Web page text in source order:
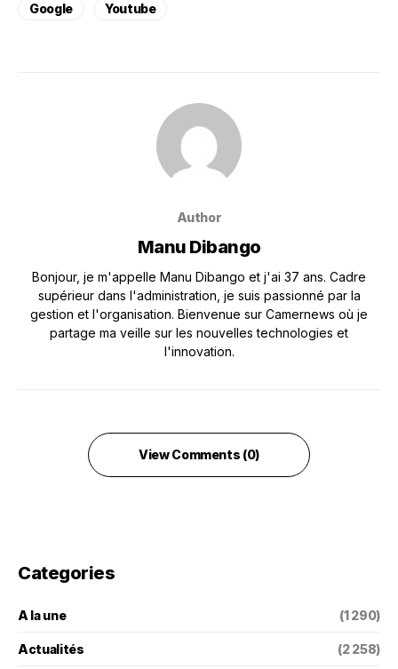
Google Youtube
Author
Manu Dibango
Bonjour, je m'appelle Manu Dibango et j'ai 37 ans. Cadre
supérieur dans l'administration, je suis passionné par la
gestion et l'organisation. Bienvenue sur Camernews où je
partage ma veille sur les nouvelles technologies et
l'innovation.
View Comments (0)
Categories
A la une (1 290)
Actualités (2 258)